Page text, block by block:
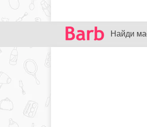
Найди